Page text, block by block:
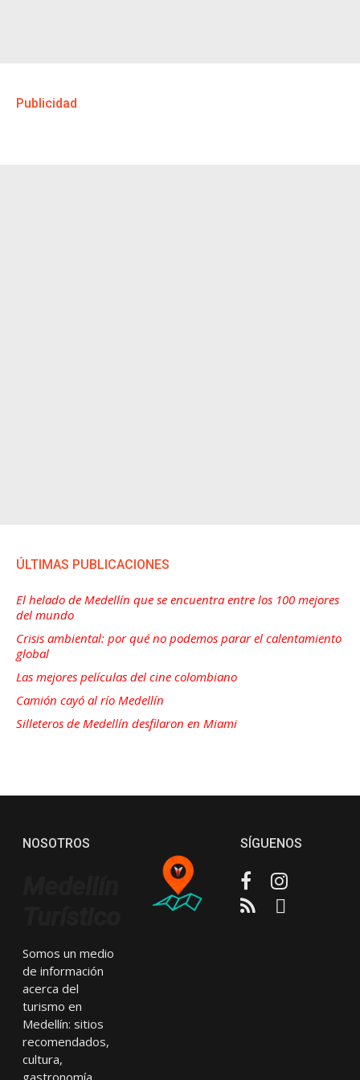
Publicidad
ÚLTIMAS PUBLICACIONES
El helado de Medellín que se encuentra entre los 100 mejores
del mundo
Crisis ambiental: por qué no podemos parar el calentamiento
global
Las mejores películas del cine colombiano
Camión cayó al río Medellín
Silleteros de Medellín desfilaron en Miami
NOSOTROS
Somos un medio
de información
acerca del
turismo en
Medellín: sitios
recomendados,
cultura,
SÍGUENOS
FacebookInstagram